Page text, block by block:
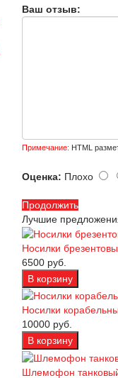
Ваш отзыв:
Примечание: HTML
Оценка: Плохо
Продолжить
Лучшие
Носилки
6500 руб.
Носилки
10000 руб.
Шлемофон